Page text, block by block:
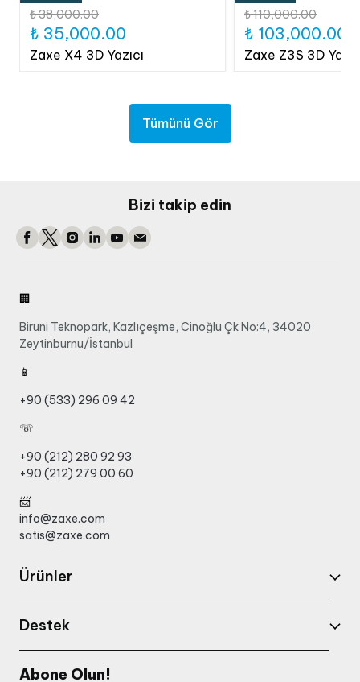
₺ 38,000.00
₺ 35,000.00
Zaxe X4 3D Yazıcı
₺ 110,000.00
₺ 103,000.00
Zaxe Z3S 3D
Tümünü Gör
Bizi takip edin
🏢
Biruni Teknopark, Kazlıçeşme, Cinoğlu Çk No:4, 34020
Zeytinburnu/İstanbul
📱
+90 (533) 296 09 42
☏
+90 (212) 280 92 93
+90 (212) 279 00 60
📨
info@zaxe.com
satis@zaxe.com
Ürünler
Destek
Abone Olun!